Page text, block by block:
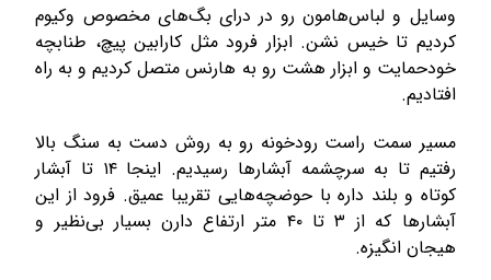
وسایل و لباس‌هامون رو در درای بگ‌های مخصوص وکیوم
کردیم تا خیس نشن. ابزار فرود مثل کارابین پیچ، طنابچه
خودحمایت و ابزار هشت رو به هارنس متصل کردیم و به راه
افتادیم.
مسیر سمت راست رودخونه رو به روش دست به سنگ بالا
رفتیم تا به سرچشمه آبشارها رسیدیم. اینجا ۱۴ تا آبشار
کوتاه و بلند داره با حوضچه‌هایی تقریبا عمیق. فرود از این
آبشارها که از ۳ تا ۴۰ متر ارتفاع دارن بسیار بی‌نظیر و
هیجان انگیزه.